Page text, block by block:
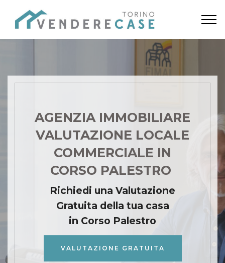
AGENZIA IMMOBILIARE
VALUTAZIONE LOCALE
COMMERCIALE IN
CORSO PALESTRO
Richiedi una Valutazione
Gratuita della tua casa
in Corso Palestro
VALUTAZIONE GRATUITA